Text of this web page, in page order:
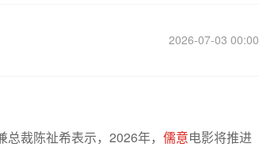
2026-07-03 00:00
裁陈祉希表示，2026年， 儒意电影将推进